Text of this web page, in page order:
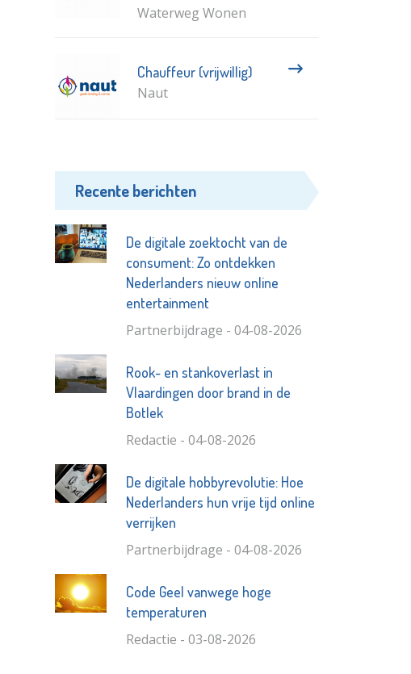
Waterweg Wonen
Chauffeur (vrijwillig)
Naut
Recente berichten
De digitale zoektocht van de
consument: Zo ontdekken
Nederlanders nieuw online
entertainment
Partnerbijdrage - 04-08-2026
Rook- en stankoverlast in
Vlaardingen door brand in de
Botlek
Redactie - 04-08-2026
De digitale hobbyrevolutie: Hoe
Nederlanders hun vrije tijd online
verrijken
Partnerbijdrage - 04-08-2026
Code Geel vanwege hoge
temperaturen
Redactie - 03-08-2026